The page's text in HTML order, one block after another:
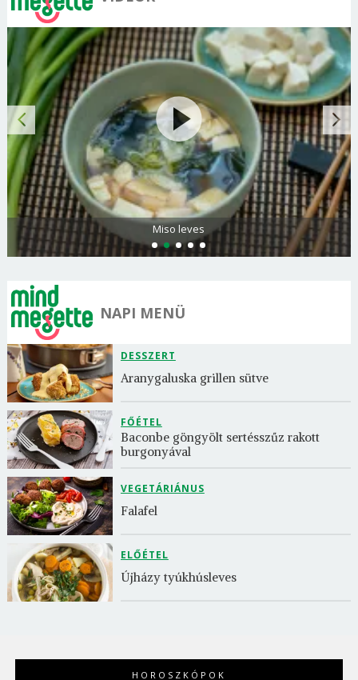
Citromos palacsinta
NAPI MENÜ
DESSZERT
Aranygaluska grillen sütve
FŐÉTEL
Baconbe göngyölt sertésszűz rakott
burgonyával
VEGETÁRIÁNUS
Falafel
ELŐÉTEL
Újházy tyúkhúsleves
HOROSZKÓPOK